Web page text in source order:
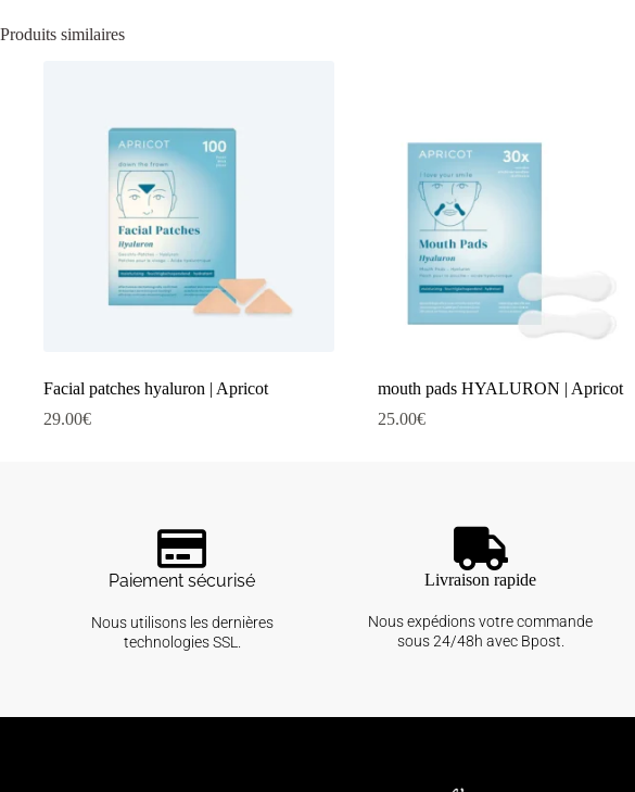
Produits similaires
Facial patches hyaluron | Apricot
29.00€
mouth pads HYALURON | Apricot
25.00€
Paiement sécurisé
Nous utilisons les dernières
technologies SSL.
Livraison rapide
Nous expédions votre commande
sous 24/48h avec Bpost.